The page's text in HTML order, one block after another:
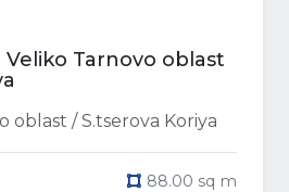
Veliko Tarnovo oblast
oblast / S.tserova Koriya
88.00 sq m